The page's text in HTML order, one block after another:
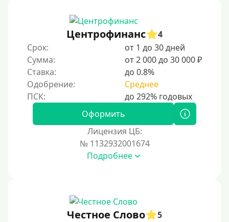
Центрофинанс
4
Срок:
от 1 до 30 дней
Сумма:
от 2 000 до 30 000 ₽
Ставка:
до 0.8%
Одобрение:
Среднее
Оформить
Лицензия ЦБ:
№ 1132932001674
Подробнее
Честное Слово
5